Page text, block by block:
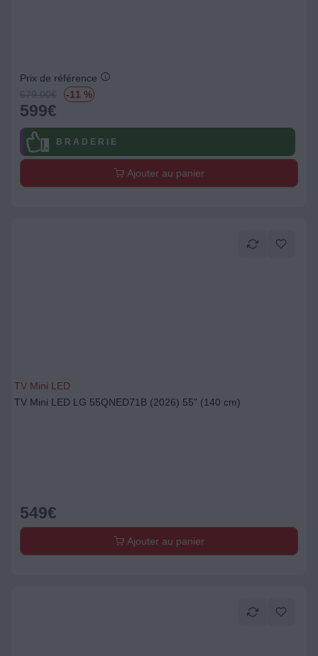
Prix de référence
679.00€ -11 %
599€
B R A D E R I E
Ajouter au panier
TV Mini LED
TV Mini LED LG 55QNED71B (2026) 55" (140 cm)
549€
Ajouter au panier